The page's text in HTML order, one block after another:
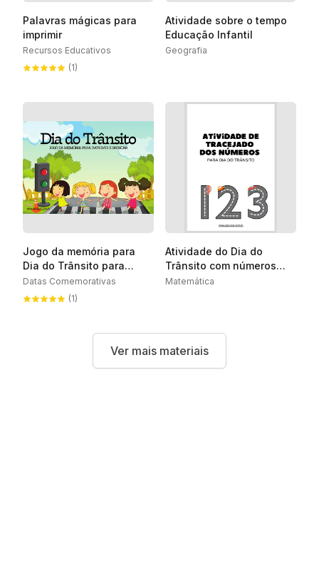
Palavras mágicas para
imprimir
Recursos Educativos
(1)
Atividade sobre o tempo
Educação Infantil
Geografia
Jogo da memória para
Dia do Trânsito para
imprimir
Datas Comemorativas
(1)
Atividade do Dia do
Trânsito com números
para traçar
Matemática
Ver mais materiais